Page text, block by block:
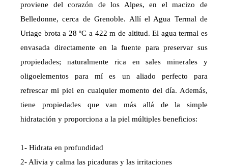
proviene del corazón de los Alpes, en el macizo de
Belledonne, cerca de Grenoble. Allí el Agua Termal de
Uriage brota a 28 ºC a 422 m de altitud. El agua termal es
envasada directamente en la fuente para preservar sus
propiedades; naturalmente rica en sales minerales y
oligoelementos para mí es un aliado perfecto para
refrescar mi piel en cualquier momento del día. Además,
tiene propiedades que van más allá de la simple
hidratación y proporciona a la piel múltiples beneficios:
1- Hidrata en profundidad
2- Alivia y calma las picaduras y las irritaciones